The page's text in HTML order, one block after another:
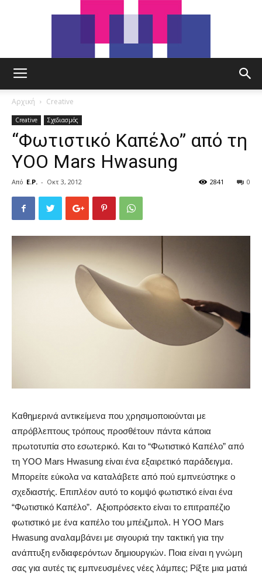
Αρχική Creative
Creative Σχεδιασμός
“Φωτιστικό Καπέλο” από τη
YOO Mars Hwasung
Από E.P. - Οκτ 3, 2012 0
2841
Καθημερινά αντικείμενα που χρησιμοποιούνται με
απρόβλεπτους τρόπους προσθέτουν πάντα κάποια
πρωτοτυπία στο εσωτερικό. Και το “Φωτιστικό Καπέλο” από
τη YOO Mars Hwasung είναι ένα εξαιρετικό παράδειγμα.
Μπορείτε εύκολα να καταλάβετε από πού εμπνεύστηκε ο
σχεδιαστής. Επιπλέον αυτό το κομψό φωτιστικό είναι ένα
“Φωτιστικό Καπέλο”. Αξιοπρόσεκτο είναι το επιτραπέζιο
φωτιστικό με ένα καπέλο του μπέιζμπολ. H YOO Mars
Hwasung αναλαμβάνει με σιγουριά την τακτική για την
ανάπτυξη ενδιαφερόντων δημιουργιών. Ποια είναι η γνώμη
σας για αυτές τις εμπνευσμένες νέες λάμπες; Ρίξτε μια ματιά